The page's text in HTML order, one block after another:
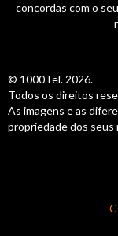
concordas com o
© 1000Tel. 2026.
Todos os direitos
As imagens e as
propriedade dos